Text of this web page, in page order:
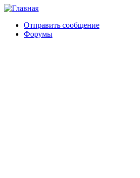
Отправить сообщение
Форумы